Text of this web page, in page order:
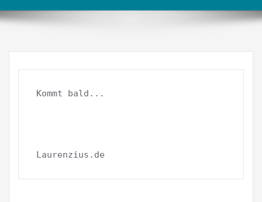
Kommt bald...
Laurenzius.de